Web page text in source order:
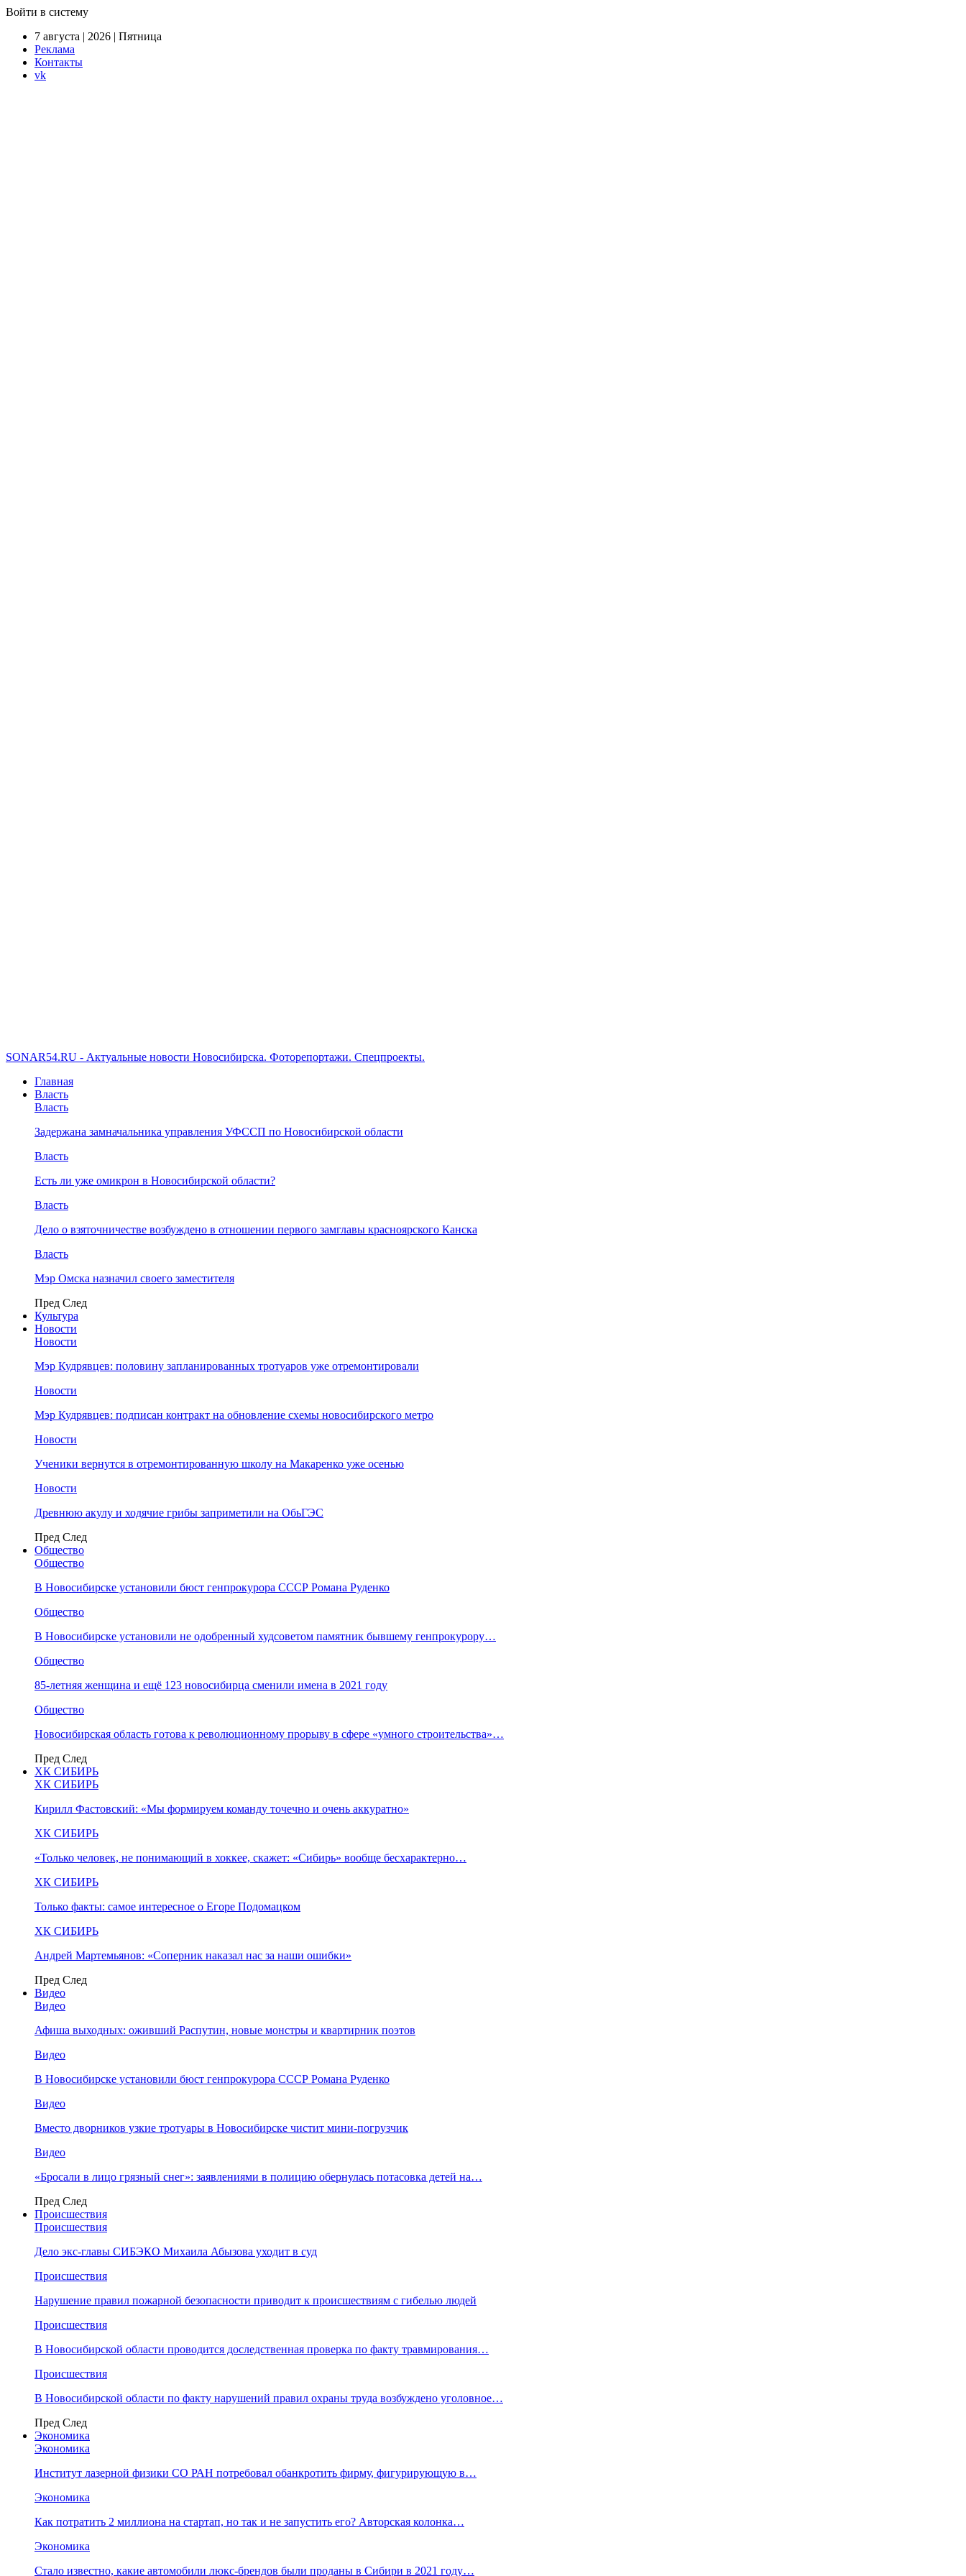
Войти в систему
7 августа | 2026 | Пятница
Реклама
Контакты
vk
SONAR54.RU - Актуальные новости Новосибирска. Фоторепортажи. Спецпроекты.
Главная
Власть
Власть
Задержана замначальника управления УФССП по Новосибирской области
Власть
Есть ли уже омикрон в Новосибирской области?
Власть
Дело о взяточничестве возбуждено в отношении первого замглавы красноярского Канска
Власть
Мэр Омска назначил своего заместителя
Пред След
Культура
Новости
Новости
Мэр Кудрявцев: половину запланированных тротуаров уже отремонтировали
Новости
Мэр Кудрявцев: подписан контракт на обновление схемы новосибирского метро
Новости
Ученики вернутся в отремонтированную школу на Макаренко уже осенью
Новости
Древнюю акулу и ходячие грибы заприметили на ОбьГЭС
Пред След
Общество
Общество
В Новосибирске установили бюст генпрокурора СССР Романа Руденко
Общество
В Новосибирске установили не одобренный худсоветом памятник бывшему генпрокурору…
Общество
85-летняя женщина и ещё 123 новосибирца сменили имена в 2021 году
Общество
Новосибирская область готова к революционному прорыву в сфере «умного строительства»…
Пред След
ХК СИБИРЬ
ХК СИБИРЬ
Кирилл Фастовский: «Мы формируем команду точечно и очень аккуратно»
ХК СИБИРЬ
«Только человек, не понимающий в хоккее, скажет: «Сибирь» вообще бесхарактерно…
ХК СИБИРЬ
Только факты: самое интересное о Егоре Подомацком
ХК СИБИРЬ
Андрей Мартемьянов: «Соперник наказал нас за наши ошибки»
Пред След
Видео
Видео
Афиша выходных: оживший Распутин, новые монстры и квартирник поэтов
Видео
В Новосибирске установили бюст генпрокурора СССР Романа Руденко
Видео
Вместо дворников узкие тротуары в Новосибирске чистит мини-погрузчик
Видео
«Бросали в лицо грязный снег»: заявлениями в полицию обернулась потасовка детей на…
Пред След
Происшествия
Происшествия
Дело экс-главы СИБЭКО Михаила Абызова уходит в суд
Происшествия
Нарушение правил пожарной безопасности приводит к происшествиям с гибелью людей
Происшествия
В Новосибирской области проводится доследственная проверка по факту травмирования…
Происшествия
В Новосибирской области по факту нарушений правил охраны труда возбуждено уголовное…
Пред След
Экономика
Экономика
Институт лазерной физики СО РАН потребовал обанкротить фирму, фигурирующую в…
Экономика
Как потратить 2 миллиона на стартап, но так и не запустить его? Авторская колонка…
Экономика
Стало известно, какие автомобили люкс-брендов были проданы в Сибири в 2021 году…